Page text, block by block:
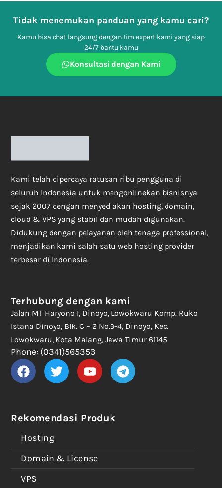
Tidak menemukan panduan yang kamu cari?
Kamu bisa chat langsung dengan tim expert kami yang siap
24/7 bantu kamu
Konsultasi dengan Kami
Kami telah dipercaya ratusan ribu pengguna di
seluruh Indonesia untuk mengonlinekan bisnisnya
sejak 2007 dengan menyediakan hosting, domain,
cloud & VPS yang stabil dan mudah digunakan.
Didukung dengan pelayanan oleh tenaga professional,
menjadikan kami salah satu web hosting provider
terbesar di Indonesia.
Rekomendasi Produk
Hosting
Domain & License
VPS
Terhubung dengan kami
Jalan MT Haryono I, Dinoyo, Lowokwaru Komp. Ruko
Istana Dinoyo, Blk. C – 2 No.3-4, Dinoyo, Kec.
Lowokwaru, Kota Malang, Jawa Timur 61145
Phone: (0341)565353